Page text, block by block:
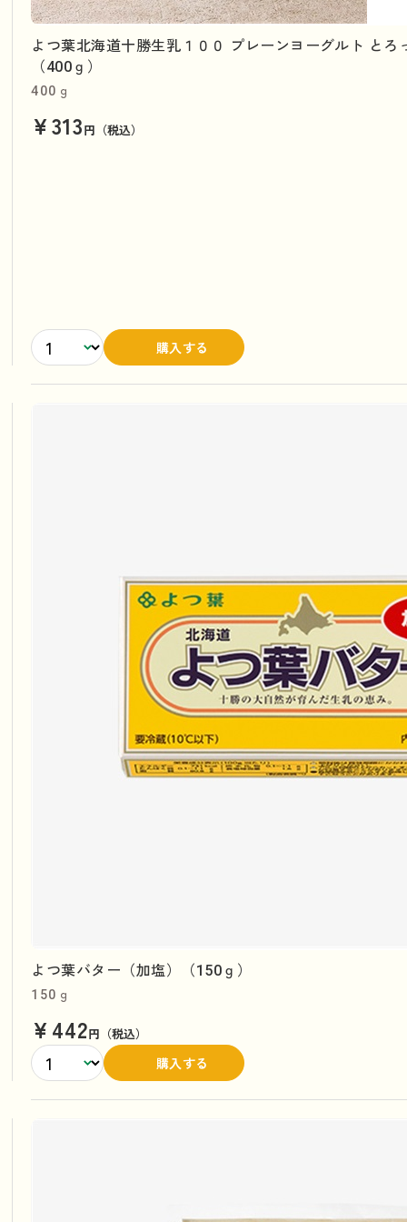
よつ葉北海道十勝生乳１００ プレーンヨーグルト とろ
（400ｇ）
400ｇ
¥313円（税込）
購入する
よつ葉バター（加塩）（150ｇ）
150ｇ
¥442円（税込）
購入する